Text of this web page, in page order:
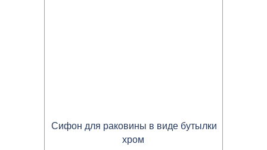
Сифон для раковины в виде бутылки
хром